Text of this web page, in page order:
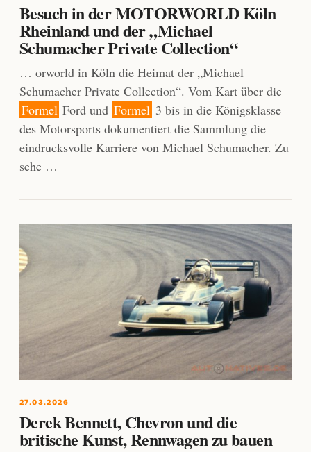
Besuch in der MOTORWORLD Köln
Rheinland und der „Michael
Schumacher Private Collection“
… orworld in Köln die Heimat der „Michael
Schumacher Private Collection“. Vom Kart über die
Formel Ford und Formel 3 bis in die Königsklasse
des Motorsports dokumentiert die Sammlung die
eindrucksvolle Karriere von Michael Schumacher. Zu
sehe …
27.03.2026
Derek Bennett, Chevron und die
britische Kunst, Rennwagen zu bauen